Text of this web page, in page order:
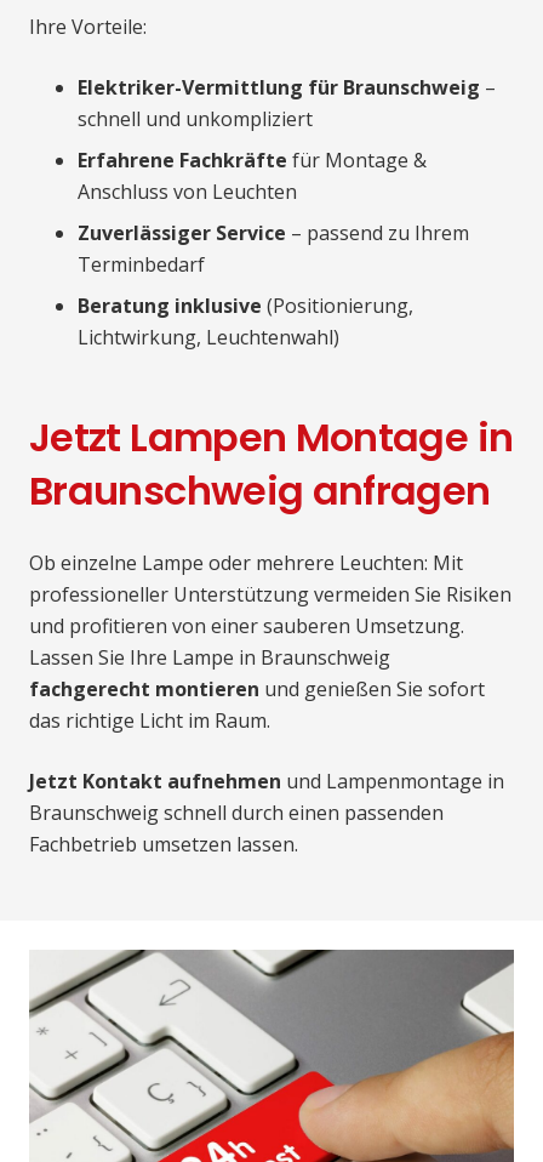
Ihre Vorteile:
Elektriker-Vermittlung für Braunschweig –
schnell und unkompliziert
Erfahrene Fachkräfte für Montage &
Anschluss von Leuchten
Zuverlässiger Service – passend zu Ihrem
Terminbedarf
Beratung inklusive (Positionierung,
Lichtwirkung, Leuchtenwahl)
Jetzt Lampen Montage in
Braunschweig anfragen
Ob einzelne Lampe oder mehrere Leuchten: Mit
professioneller Unterstützung vermeiden Sie Risiken
und profitieren von einer sauberen Umsetzung.
Lassen Sie Ihre Lampe in Braunschweig
fachgerecht montieren und genießen Sie sofort
das richtige Licht im Raum.
Jetzt Kontakt aufnehmen und Lampenmontage in
Braunschweig schnell durch einen passenden
Fachbetrieb umsetzen lassen.